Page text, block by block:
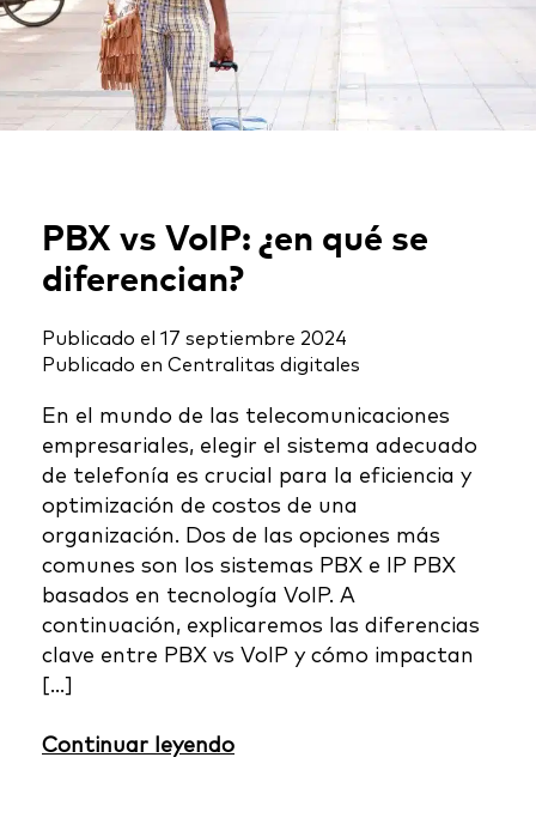
PBX vs VoIP: ¿en qué se
diferencian?
Publicado el 17 septiembre 2024
Publicado en Centralitas digitales
En el mundo de las telecomunicaciones
empresariales, elegir el sistema adecuado
de telefonía es crucial para la eficiencia y
optimización de costos de una
organización. Dos de las opciones más
comunes son los sistemas PBX e IP PBX
basados en tecnología VoIP. A
continuación, explicaremos las diferencias
clave entre PBX vs VoIP y cómo impactan
[…]
Continuar leyendo